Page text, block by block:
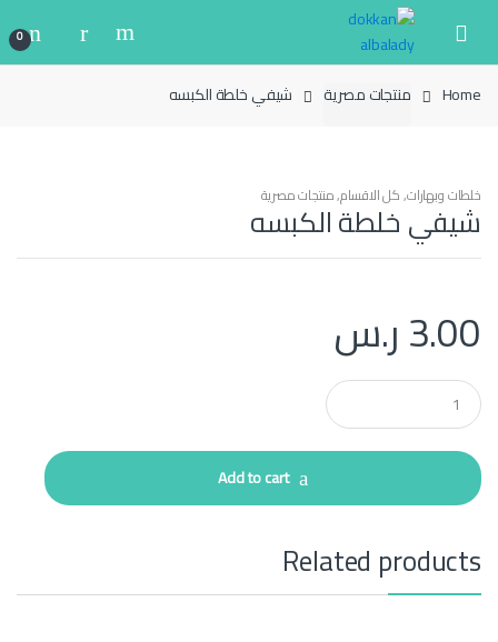
navigation
content
0
Home منتجات مصرية شيفي خلطة الكبسه
خلطات وبهارات,كل الاقسام,منتجات مصرية
شيفي خلطة الكبسه
3.00ر.س
Q
u
a
t
i
Add to cart
Related products